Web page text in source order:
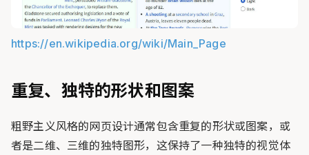
https://en.wikipedia.org/wiki/Main_Page
重复、独特的形状和图案
粗野主义风格的网页设计通常包含重复的形状或图案，或
者是二维、三维的独特图形，这保持了一种独特的视觉体